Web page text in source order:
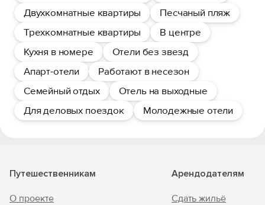
Двухкомнатные квартиры
Песчаный пляж
Трехкомнатные квартиры
В центре
Кухня в номере
Отели без звезд
Апарт-отели
Работают в несезон
Семейный отдых
Отель на выходные
Для деловых поездок
Молодежные отели
Путешественникам
О проекте
Арендодателям
Сдать жильё